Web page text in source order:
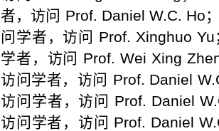
者，访问 Prof. Daniel W.C. Ho
问学者，访问 Prof. Xinghuo
学者，访问 Prof. Wei Xing
访问学者，访问 Prof. Daniel
访问学者，访问 Prof. Daniel
访问学者，访问 Prof. Daniel